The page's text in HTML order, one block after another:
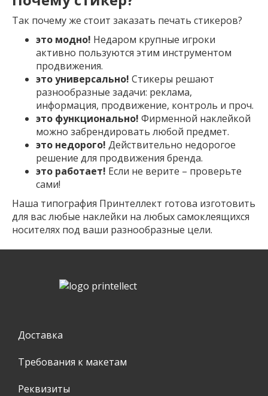
Так почему же стоит заказать печать стикеров?
это модно! Недаром крупные игроки
активно пользуются этим инструментом
продвижения.
это универсально! Стикеры решают
разнообразные задачи: реклама,
информация, продвижение, контроль и проч.
это функционально! Фирменной наклейкой
можно забрендировать любой предмет.
это недорого! Действительно недорогое
решение для продвижения бренда.
это работает! Если не верите – проверьте
сами!
Наша типография Принтеллект готова изготовить
для вас любые наклейки на любых самоклеящихся
носителях под ваши разнообразные цели.
Доставка
Требования к макетам
Реквизиты